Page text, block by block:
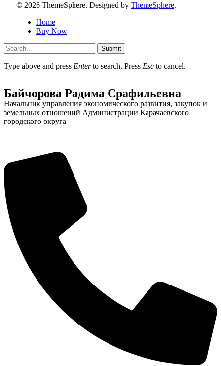
© 2026 ThemeSphere. Designed by ThemeSphere.
Home
Buy Now
Submit
Type above and press Enterto search. Press Esc to cancel.
Администрация
Туризм
Байчорова Радима Срафильевна
Начальник управления экономического развития, закупок и
земельных отношений Администрации Карачаевского
городского округа